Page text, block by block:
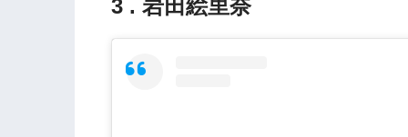
3 . 岩田絵里奈